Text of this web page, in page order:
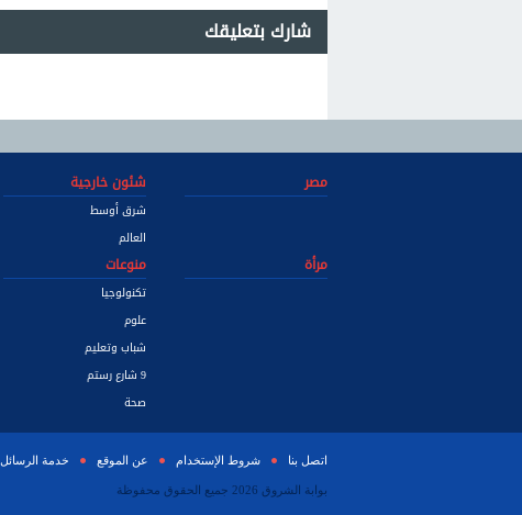
شارك بتعليقك
مصر شئون خارجية
شرق أوسط
العالم
مرأة
منوعات
تكنولوجيا
علوم
شباب وتعليم
9 شارع رستم
صحة
اتصل بنا شروط الإستخدام عن الموقع خدمة الرسائل
بوابة الشروق 2026 جميع الحقوق محفوظة